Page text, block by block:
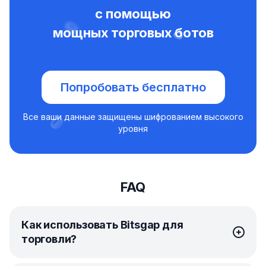
с помощью
мощных торговых ботов
Попробовать бесплатно
Все ваши данные защищены шифрованием высокого
уровня
FAQ
Как использовать Bitsgap для
торговли?